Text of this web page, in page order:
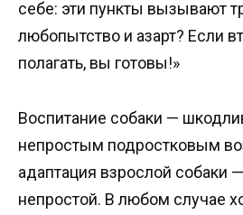
себе: эти пункты вызывают
любопытство и азарт? Если
полагать, вы готовы!»
Воспитание собаки —
непростым подростковым
адаптация взрослой собаки
непростой. В любом случае